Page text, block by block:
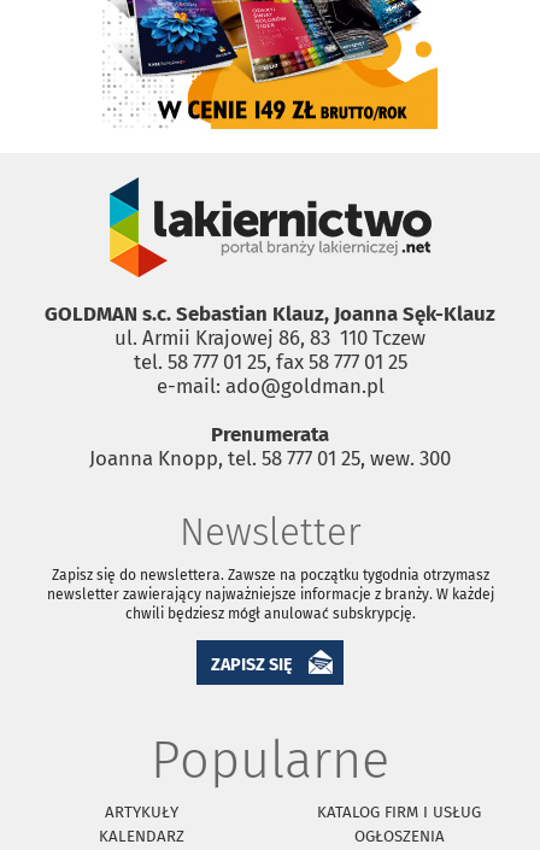
GOLDMAN s.c. Sebastian Klauz, Joanna Sęk-Klauz
ul. Armii Krajowej 86, 83 ­ 110 Tczew
tel. 58 777 01 25, fax 58 777 01 25
e-mail: ado@goldman.pl
Prenumerata
Joanna Knopp, tel. 58 777 01 25, wew. 300
Newsletter
Zapisz się do newslettera. Zawsze na początku tygodnia otrzymasz
newsletter zawierający najważniejsze informacje z branży. W każdej
chwili będziesz mógł anulować subskrypcję.
ZAPISZ SIĘ
Popularne
ARTYKUŁY
KATALOG FIRM I USŁUG
KALENDARZ
OGŁOSZENIA